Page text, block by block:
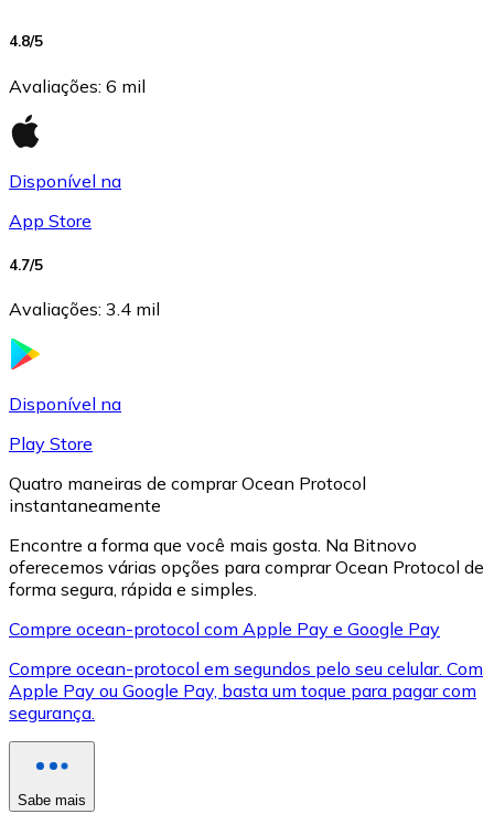
XRP
Cupons cripto
4.8/5
Avaliações: 6 mil
Disponível na
App Store
4.7/5
Avaliações: 3.4 mil
Disponível na
Play Store
Quatro maneiras de comprar Ocean Protocol
instantaneamente
Encontre a forma que você mais gosta. Na Bitnovo
oferecemos várias opções para comprar Ocean Protocol de
forma segura, rápida e simples.
Compre ocean-protocol com Apple Pay e Google Pay
Compre ocean-protocol em segundos pelo seu celular. Com
Apple Pay ou Google Pay, basta um toque para pagar com
segurança.
Sabe mais